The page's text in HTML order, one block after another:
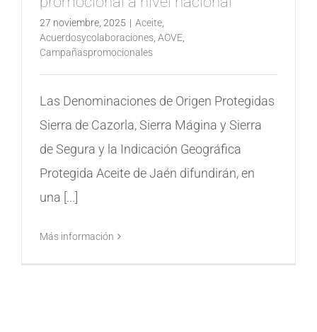
27 noviembre, 2025 | Aceite,
Acuerdosycolaboraciones, AOVE,
Campañaspromocionales
Las Denominaciones de Origen Protegidas
Sierra de Cazorla, Sierra Mágina y Sierra
de Segura y la Indicación Geográfica
Protegida Aceite de Jaén difundirán, en
una [...]
Más información